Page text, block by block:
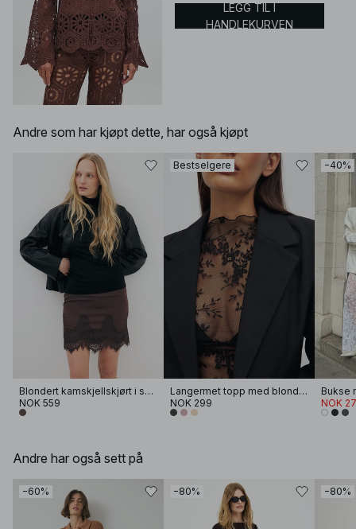
LEGG TIL I
HANDLEKURVEN
Andre som har kjøpt dette, har også kjøpt
Blondert kamskjellskjørt i sateng
NOK 559
Bestselgere
Langermet topp med blonder
NOK 299
−40%
Bukse
NOK
Andre har også sett på
−60% −80% −80%